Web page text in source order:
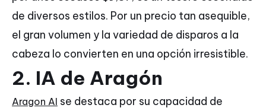
de diversos estilos. Por un precio tan asequible,
el gran volumen y la variedad de disparos a la
cabeza lo convierten en una opción irresistible.
2. IA de Aragón
Aragon AI se destaca por su capacidad de